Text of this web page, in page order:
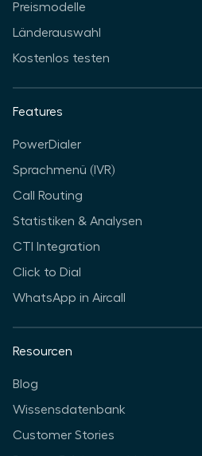
Preismodelle
Länderauswahl
Kostenlos testen
Features
PowerDialer
Sprachmenü (IVR)
Call Routing
Statistiken & Analysen
CTI Integration
Click to Dial
WhatsApp in Aircall
Resourcen
Blog
Wissensdatenbank
Customer Stories